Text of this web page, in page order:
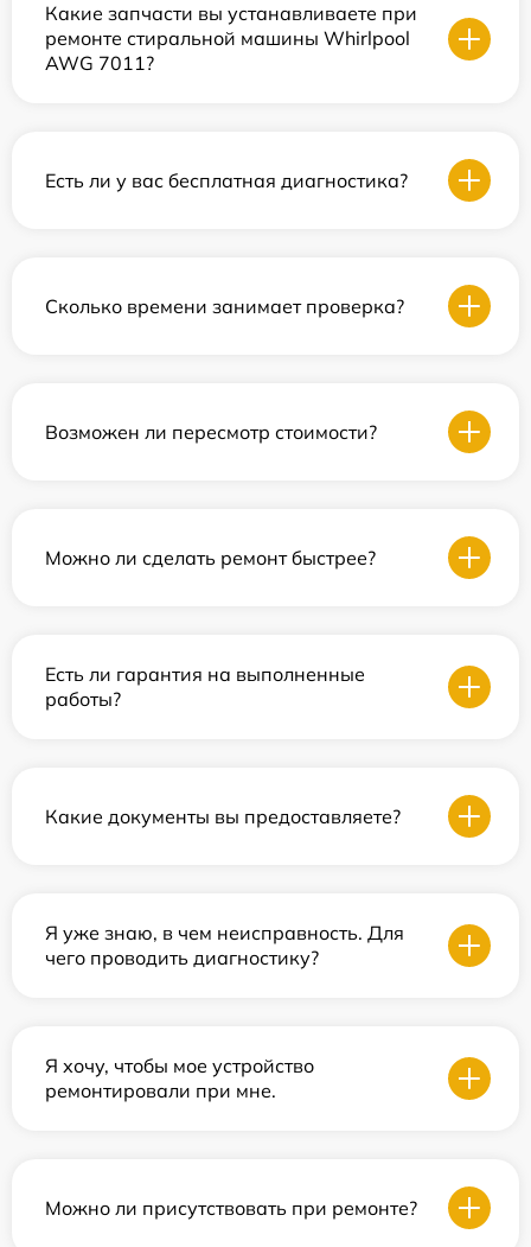
Какие запчасти вы устанавливаете при
ремонте стиральной машины Whirlpool
AWG 7011?
Есть ли у вас бесплатная диагностика?
Сколько времени занимает проверка?
Возможен ли пересмотр стоимости?
Можно ли сделать ремонт быстрее?
Есть ли гарантия на выполненные
работы?
Какие документы вы предоставляете?
Я уже знаю, в чем неисправность. Для
чего проводить диагностику?
Я хочу, чтобы мое устройство
ремонтировали при мне.
Можно ли присутствовать при ремонте?